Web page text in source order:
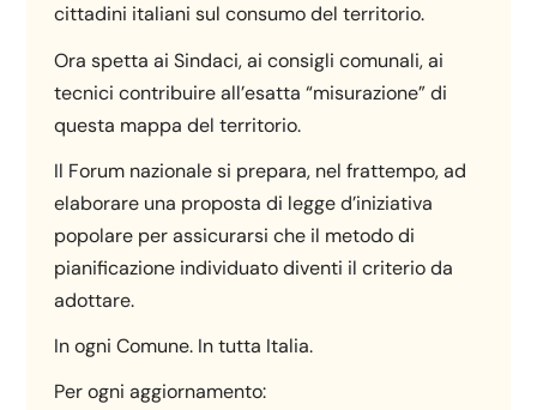
cittadini italiani sul consumo del territorio.
Ora spetta ai Sindaci, ai consigli comunali, ai
tecnici contribuire all’esatta “misurazione” di
questa mappa del territorio.
Il Forum nazionale si prepara, nel frattempo, ad
elaborare una proposta di legge d’iniziativa
popolare per assicurarsi che il metodo di
pianificazione individuato diventi il criterio da
adottare.
In ogni Comune. In tutta Italia.
Per ogni aggiornamento: